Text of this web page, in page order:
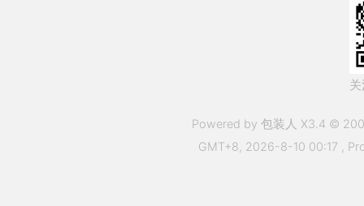
Powered by 包装人 X3.4 ©
GMT+8, 2026-8-10 00:17 ,